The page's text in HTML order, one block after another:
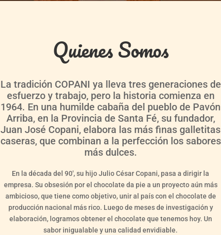
Quienes Somos
La tradición COPANI ya lleva tres generaciones de
esfuerzo y trabajo, pero la historia comienza en
1964. En una humilde cabaña del pueblo de Pavón
Arriba, en la Provincia de Santa Fé, su fundador,
Juan José Copani, elabora las más finas galletitas
caseras, que combinan a la perfección los sabores
más dulces.
En la década del 90′, su hijo Julio César Copani, pasa a dirigir la
empresa. Su obsesión por el chocolate da pie a un proyecto aún más
ambicioso, que tiene como objetivo, unir al país con el chocolate de
producción nacional más rico. Luego de meses de investigación y
elaboración, logramos obtener el chocolate que tenemos hoy. Un
sabor inigualable y una calidad envidiable.